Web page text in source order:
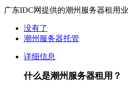
广东IDC网提供的潮州服务器租用
没有了
潮州服务器托管
详细信息
什么是潮州服务器租用？